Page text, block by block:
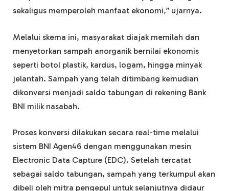
sekaligus memperoleh manfaat ekonomi,” ujarnya.
Melalui skema ini, masyarakat diajak memilah dan
menyetorkan sampah anorganik bernilai ekonomis
seperti botol plastik, kardus, logam, hingga minyak
jelantah. Sampah yang telah ditimbang kemudian
dikonversi menjadi saldo tabungan di rekening Bank
BNI milik nasabah.
Proses konversi dilakukan secara real-time melalui
sistem BNI Agen46 dengan menggunakan mesin
Electronic Data Capture (EDC). Setelah tercatat
sebagai saldo tabungan, sampah yang terkumpul akan
dibeli oleh mitra pengepul untuk selanjutnya didaur